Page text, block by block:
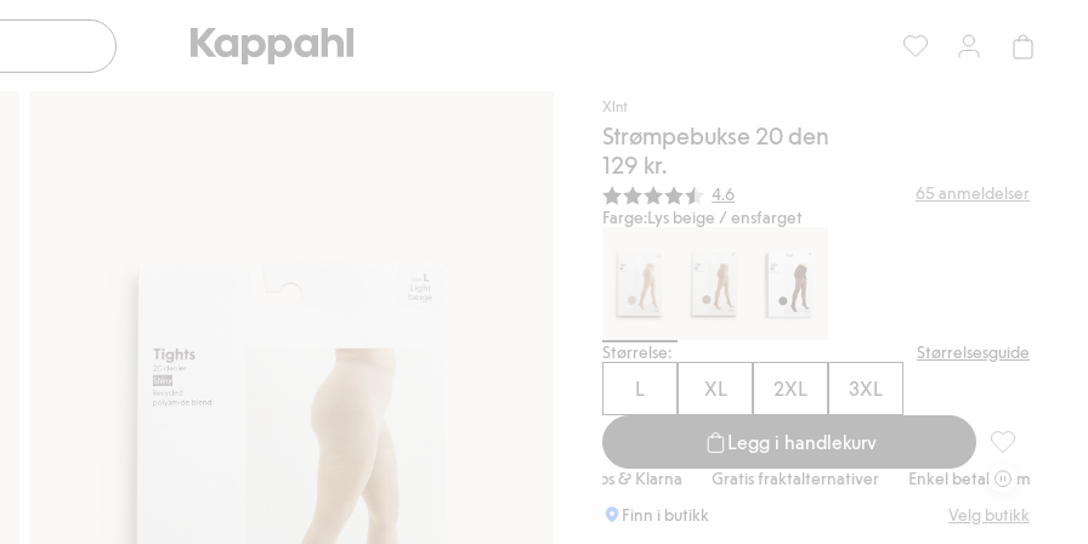
Xlnt
Strømpebukse 20 den
129 kr.
Gjennomsnittskarakter:
4.6 65 anmeldelser
Farge:Lys beige / ensfarget
Størrelse: Størrelsesguide
L XL 2XL 3XL
Legg i handlekurv
Enkel betaling med Vipps & Klarna Gratis fraktalternativer
Enkel betaling med Vipps &
Finn i butikk
Velg butikk